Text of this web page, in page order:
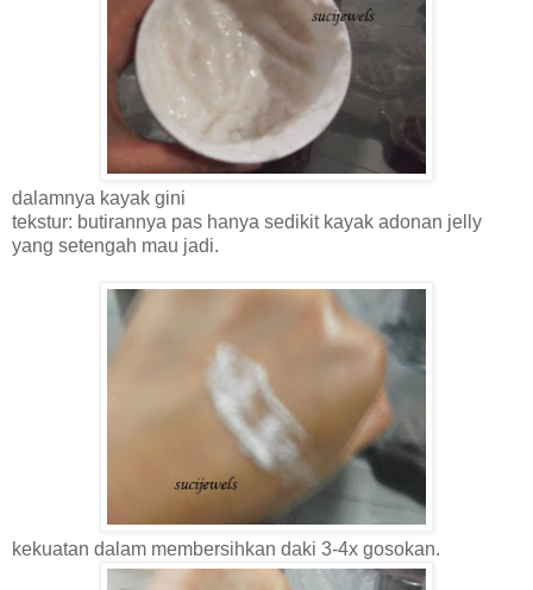
dalamnya kayak gini
tekstur: butirannya pas hanya sedikit kayak adonan jelly
yang setengah mau jadi.
kekuatan dalam membersihkan daki 3-4x gosokan.